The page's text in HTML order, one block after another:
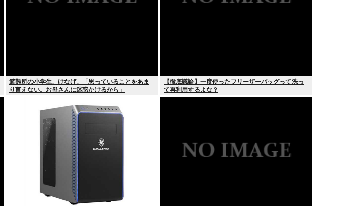
避難所の小学生、けなげ。「思っていることをあま
り言えない。お母さんに迷惑かけるから」
【徹底議論】一度使ったフリーザーバッグって洗っ
て再利用するよな？